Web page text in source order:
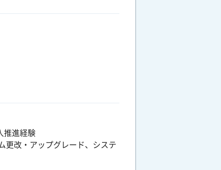
推進経験
更改・アップグレード、システ